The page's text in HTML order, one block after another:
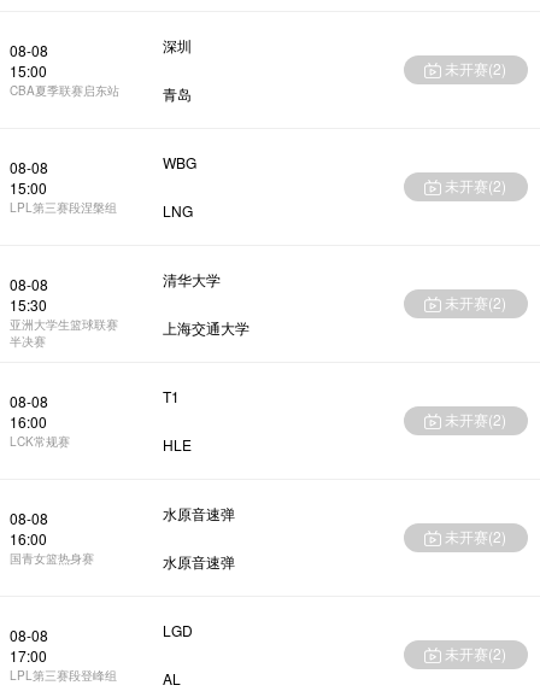
08-08
15:00
CBA夏季联赛启东站
深圳
青岛
未开赛(2)
08-08
15:00
LPL第三赛段涅槃组
WBG
LNG
未开赛(2)
08-08
15:30
亚洲大学生篮球联赛
半决赛
清华大学
上海交通大学
未开赛(2)
08-08
16:00
LCK常规赛
T1
HLE
未开赛(2)
08-08
16:00
国青女篮热身赛
水原音速弹
水原音速弹
未开赛(2)
08-08
17:00
LPL第三赛段登峰组
LGD
AL
未开赛(2)